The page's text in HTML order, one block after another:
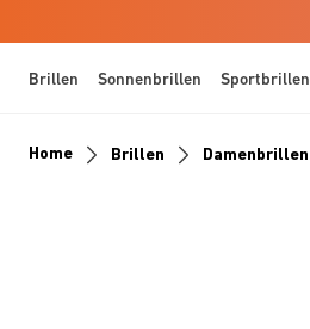
Brillen Sonnenbrillen Sportbrillen
Home Brillen Damenbrillen